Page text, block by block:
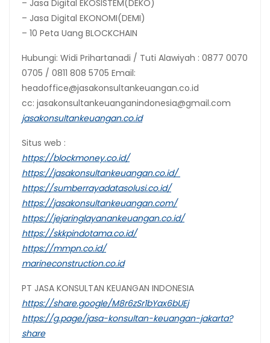
– Jasa Digital EKOSISTEM(DEKO)
– Jasa Digital EKONOMI(DEMI)
– 10 Peta Uang BLOCKCHAIN
Hubungi: Widi Prihartanadi / Tuti Alawiyah : 0877 0070
0705 / 0811 808 5705 Email:
headoffice@jasakonsultankeuangan.co.id
cc: jasakonsultankeuanganindonesia@gmail.com
jasakonsultankeuangan.co.id
Situs web :
https://blockmoney.co.id/
https://jasakonsultankeuangan.co.id/
https://sumberrayadatasolusi.co.id/
https://jasakonsultankeuangan.com/
https://jejaringlayanankeuangan.co.id/
https://skkpindotama.co.id/
https://mmpn.co.id/
marineconstruction.co.id
PT JASA KONSULTAN KEUANGAN INDONESIA
https://share.google/M8r6zSr1bYax6bUEj
https://g.page/jasa-konsultan-keuangan-jakarta?
share